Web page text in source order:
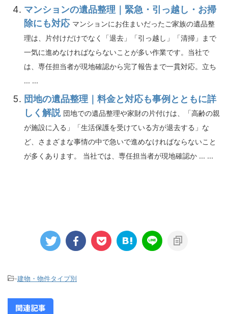
マンションの遺品整理｜緊急・引っ越し・お掃
除にも対応 マンションにお住まいだったご家族の遺品整
理は、片付けだけでなく「退去」「引っ越し」「清掃」まで
一気に進めなければならないことが多い作業です。当社で
は、専任担当者が現地確認から完了報告まで一貫対応。立ち
... ...
団地の遺品整理｜料金と対応も事例とともに詳
しく解説 団地での遺品整理や家財の片付けは、「高齢の親
が施設に入る」「生活保護を受けている方が退去する」な
ど、さまざまな事情の中で急いで進めなければならないこと
が多くあります。 当社では、専任担当者が現地確認か ... ...
-建物・物件タイプ別
関連記事